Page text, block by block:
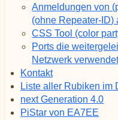
Anmeldungen von
(ohne Repeater-ID)
CSS Tool (color
Ports die
Netzwerk
Kontakt
Liste aller Rubiken im
next Generation 4.0
PiStar von EA7EE